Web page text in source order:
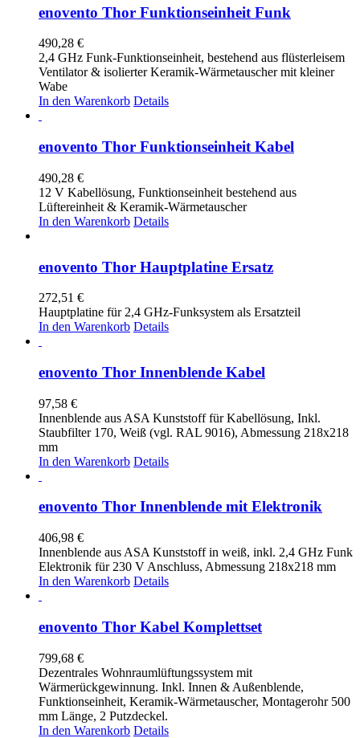
enovento Thor Funktionseinheit Funk
490,28 €
2,4 GHz Funk-Funktionseinheit, bestehend aus flüsterleisem
Ventilator & isolierter Keramik-Wärmetauscher mit kleiner
Wabe
In den Warenkorb Details
enovento Thor Funktionseinheit Kabel
490,28 €
12 V Kabellösung, Funktionseinheit bestehend aus
Lüftereinheit & Keramik-Wärmetauscher
In den Warenkorb Details
enovento Thor Hauptplatine Ersatz
272,51 €
Hauptplatine für 2,4 GHz-Funksystem als Ersatzteil
In den Warenkorb Details
enovento Thor Innenblende Kabel
97,58 €
Innenblende aus ASA Kunststoff für Kabellösung, Inkl.
Staubfilter 170, Weiß (vgl. RAL 9016), Abmessung 218x218
mm
In den Warenkorb Details
enovento Thor Innenblende mit Elektronik
406,98 €
Innenblende aus ASA Kunststoff in weiß, inkl. 2,4 GHz Funk
Elektronik für 230 V Anschluss, Abmessung 218x218 mm
In den Warenkorb Details
enovento Thor Kabel Komplettset
799,68 €
Dezentrales Wohnraumlüftungssystem mit
Wärmerückgewinnung. Inkl. Innen & Außenblende,
Funktionseinheit, Keramik-Wärmetauscher, Montagerohr 500
mm Länge, 2 Putzdeckel.
In den Warenkorb Details